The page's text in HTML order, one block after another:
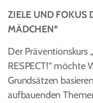
ZIELE UND FOKUS
MÄDCHEN*
Der Präventionskurs
RESPECT!“ möchte
Grundsätzen
aufbauenden